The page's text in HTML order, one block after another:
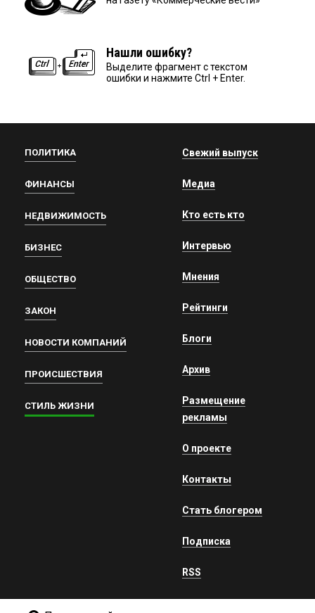
Нашли ошибку?
Выделите фрагмент с текстом
ошибки и нажмите Ctrl + Enter.
ПОЛИТИКА
ФИНАНСЫ
НЕДВИЖИМОСТЬ
БИЗНЕС
ОБЩЕСТВО
ЗАКОН
НОВОСТИ КОМПАНИЙ
ПРОИСШЕСТВИЯ
СТИЛЬ ЖИЗНИ
Свежий выпуск
Медиа
Кто есть кто
Интервью
Мнения
Рейтинги
Блоги
Архив
Размещение
рекламы
О проекте
Контакты
Стать блогером
Подписка
RSS